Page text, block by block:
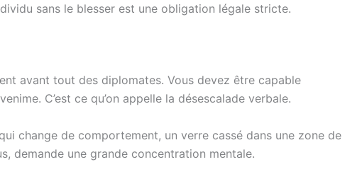
sans le blesser est une obligation légale stricte.
avant tout des diplomates. Vous devez être capable
C’est ce qu’on appelle la désescalade verbale.
change de comportement, un verre cassé dans une zone de
demande une grande concentration mentale.